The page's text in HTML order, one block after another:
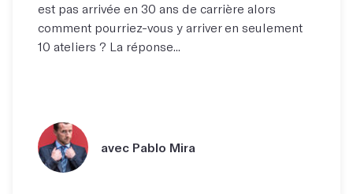
est pas arrivée en 30 ans de carrière alors
comment pourriez-vous y arriver en seulement
10 ateliers ? La réponse...
avec Pablo Mira